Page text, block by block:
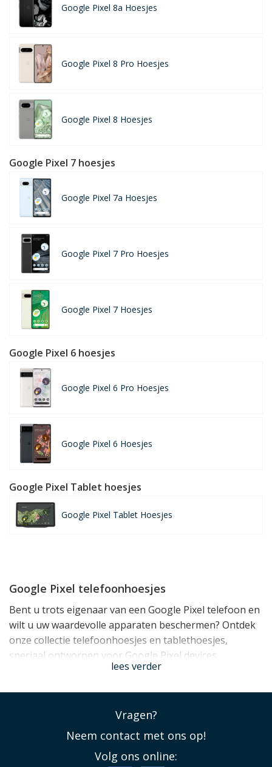
Google Pixel 8a Hoesjes
Google Pixel 8 Pro Hoesjes
Google Pixel 8 Hoesjes
Google Pixel 7 hoesjes
Google Pixel 7a Hoesjes
Google Pixel 7 Pro Hoesjes
Google Pixel 7 Hoesjes
Google Pixel 6 hoesjes
Google Pixel 6 Pro Hoesjes
Google Pixel 6 Hoesjes
Google Pixel Tablet hoesjes
Google Pixel Tablet Hoesjes
Google Pixel telefoonhoesjes
Bent u trots eigenaar van een Google Pixel telefoon en
wilt u uw waardevolle apparaten beschermen? Ontdek
onze collectie telefoonhoesjes en tablethoesjes,
speciaal ontworpen voor Google Pixel devices.
optimale bescherming tegen krassen, stoten en vallen,
zodat uw Google-apparaten er als nieuw blijven uitzien.
Ze zijn vervaardigd van duurzame materialen zoals
lees verder
Vragen?
Neem contact met ons op!
Volg ons online: